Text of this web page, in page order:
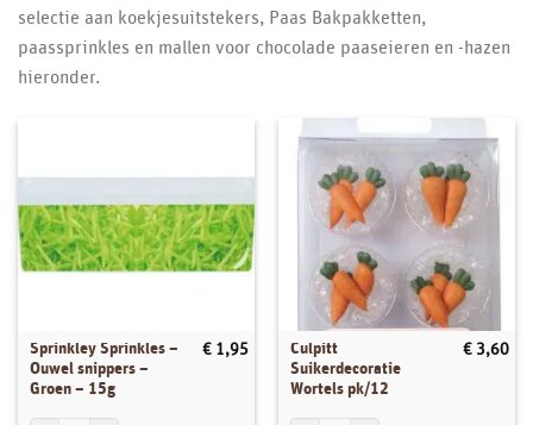
selectie aan koekjesuitstekers, Paas Bakpakketten,
paassprinkles en mallen voor chocolade paaseieren en -hazen
hieronder.
Sprinkley Sprinkles –
Ouwel snippers –
Groen – 15g
€ 1,95
Culpitt
Suikerdecoratie
Wortels pk/12
€ 3,60